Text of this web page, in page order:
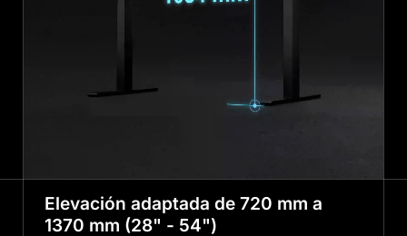
Elevación adaptada de 720 mm a
1370 mm (28" - 54")